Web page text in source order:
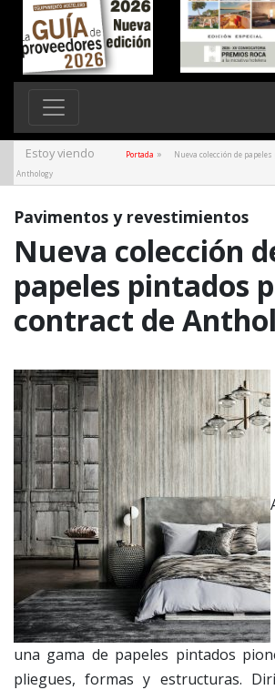
Estoy viendo Portada »
Nueva colección de
Anthology
Pavimentos y revestimientos
Nueva colección
papeles pintados
contract de
una gama de papeles pintados
pliegues, formas y estructuras.